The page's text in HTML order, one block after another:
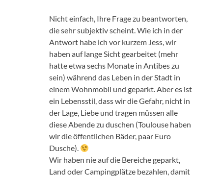
Nicht einfach, Ihre Frage zu beantworten,
die sehr subjektiv scheint. Wie ich in der
Antwort habe ich vor kurzem Jess, wir
haben auf lange Sicht gearbeitet (mehr
hatte etwa sechs Monate in Antibes zu
sein) während das Leben in der Stadt in
einem Wohnmobil und geparkt. Aber es ist
ein Lebensstil, dass wir die Gefahr, nicht in
der Lage, Liebe und tragen müssen alle
diese Abende zu duschen (Toulouse haben
wir die öffentlichen Bäder, paar Euro
Dusche).
Wir haben nie auf die Bereiche geparkt,
Land oder Campingplätze bezahlen, damit